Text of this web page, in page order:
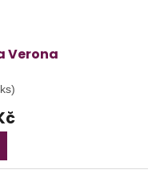
Verona